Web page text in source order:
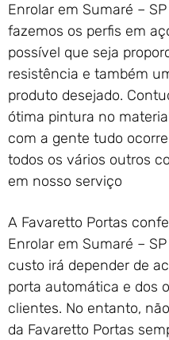
Enrolar em Sumaré –
fazemos os perfis em
possível que seja
resistência e também
produto desejado.
ótima pintura no
com a gente tudo
todos os vários outros
em nosso serviço
A Favaretto Portas
Enrolar em Sumaré –
custo irá depender de
porta automática e dos
clientes. No entanto,
da Favaretto Portas